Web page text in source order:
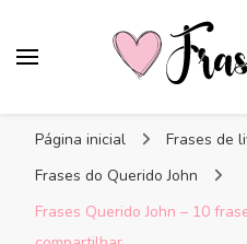
Página inicial
Frases de
Frases do Querido John
Frases Querido John – 10